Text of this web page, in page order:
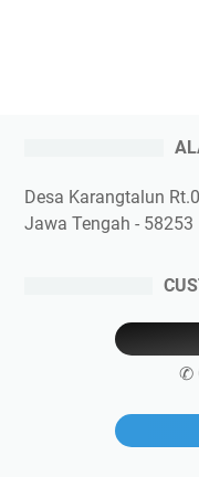
Desa Karangtalun
Jawa Tengah - 58253
✆